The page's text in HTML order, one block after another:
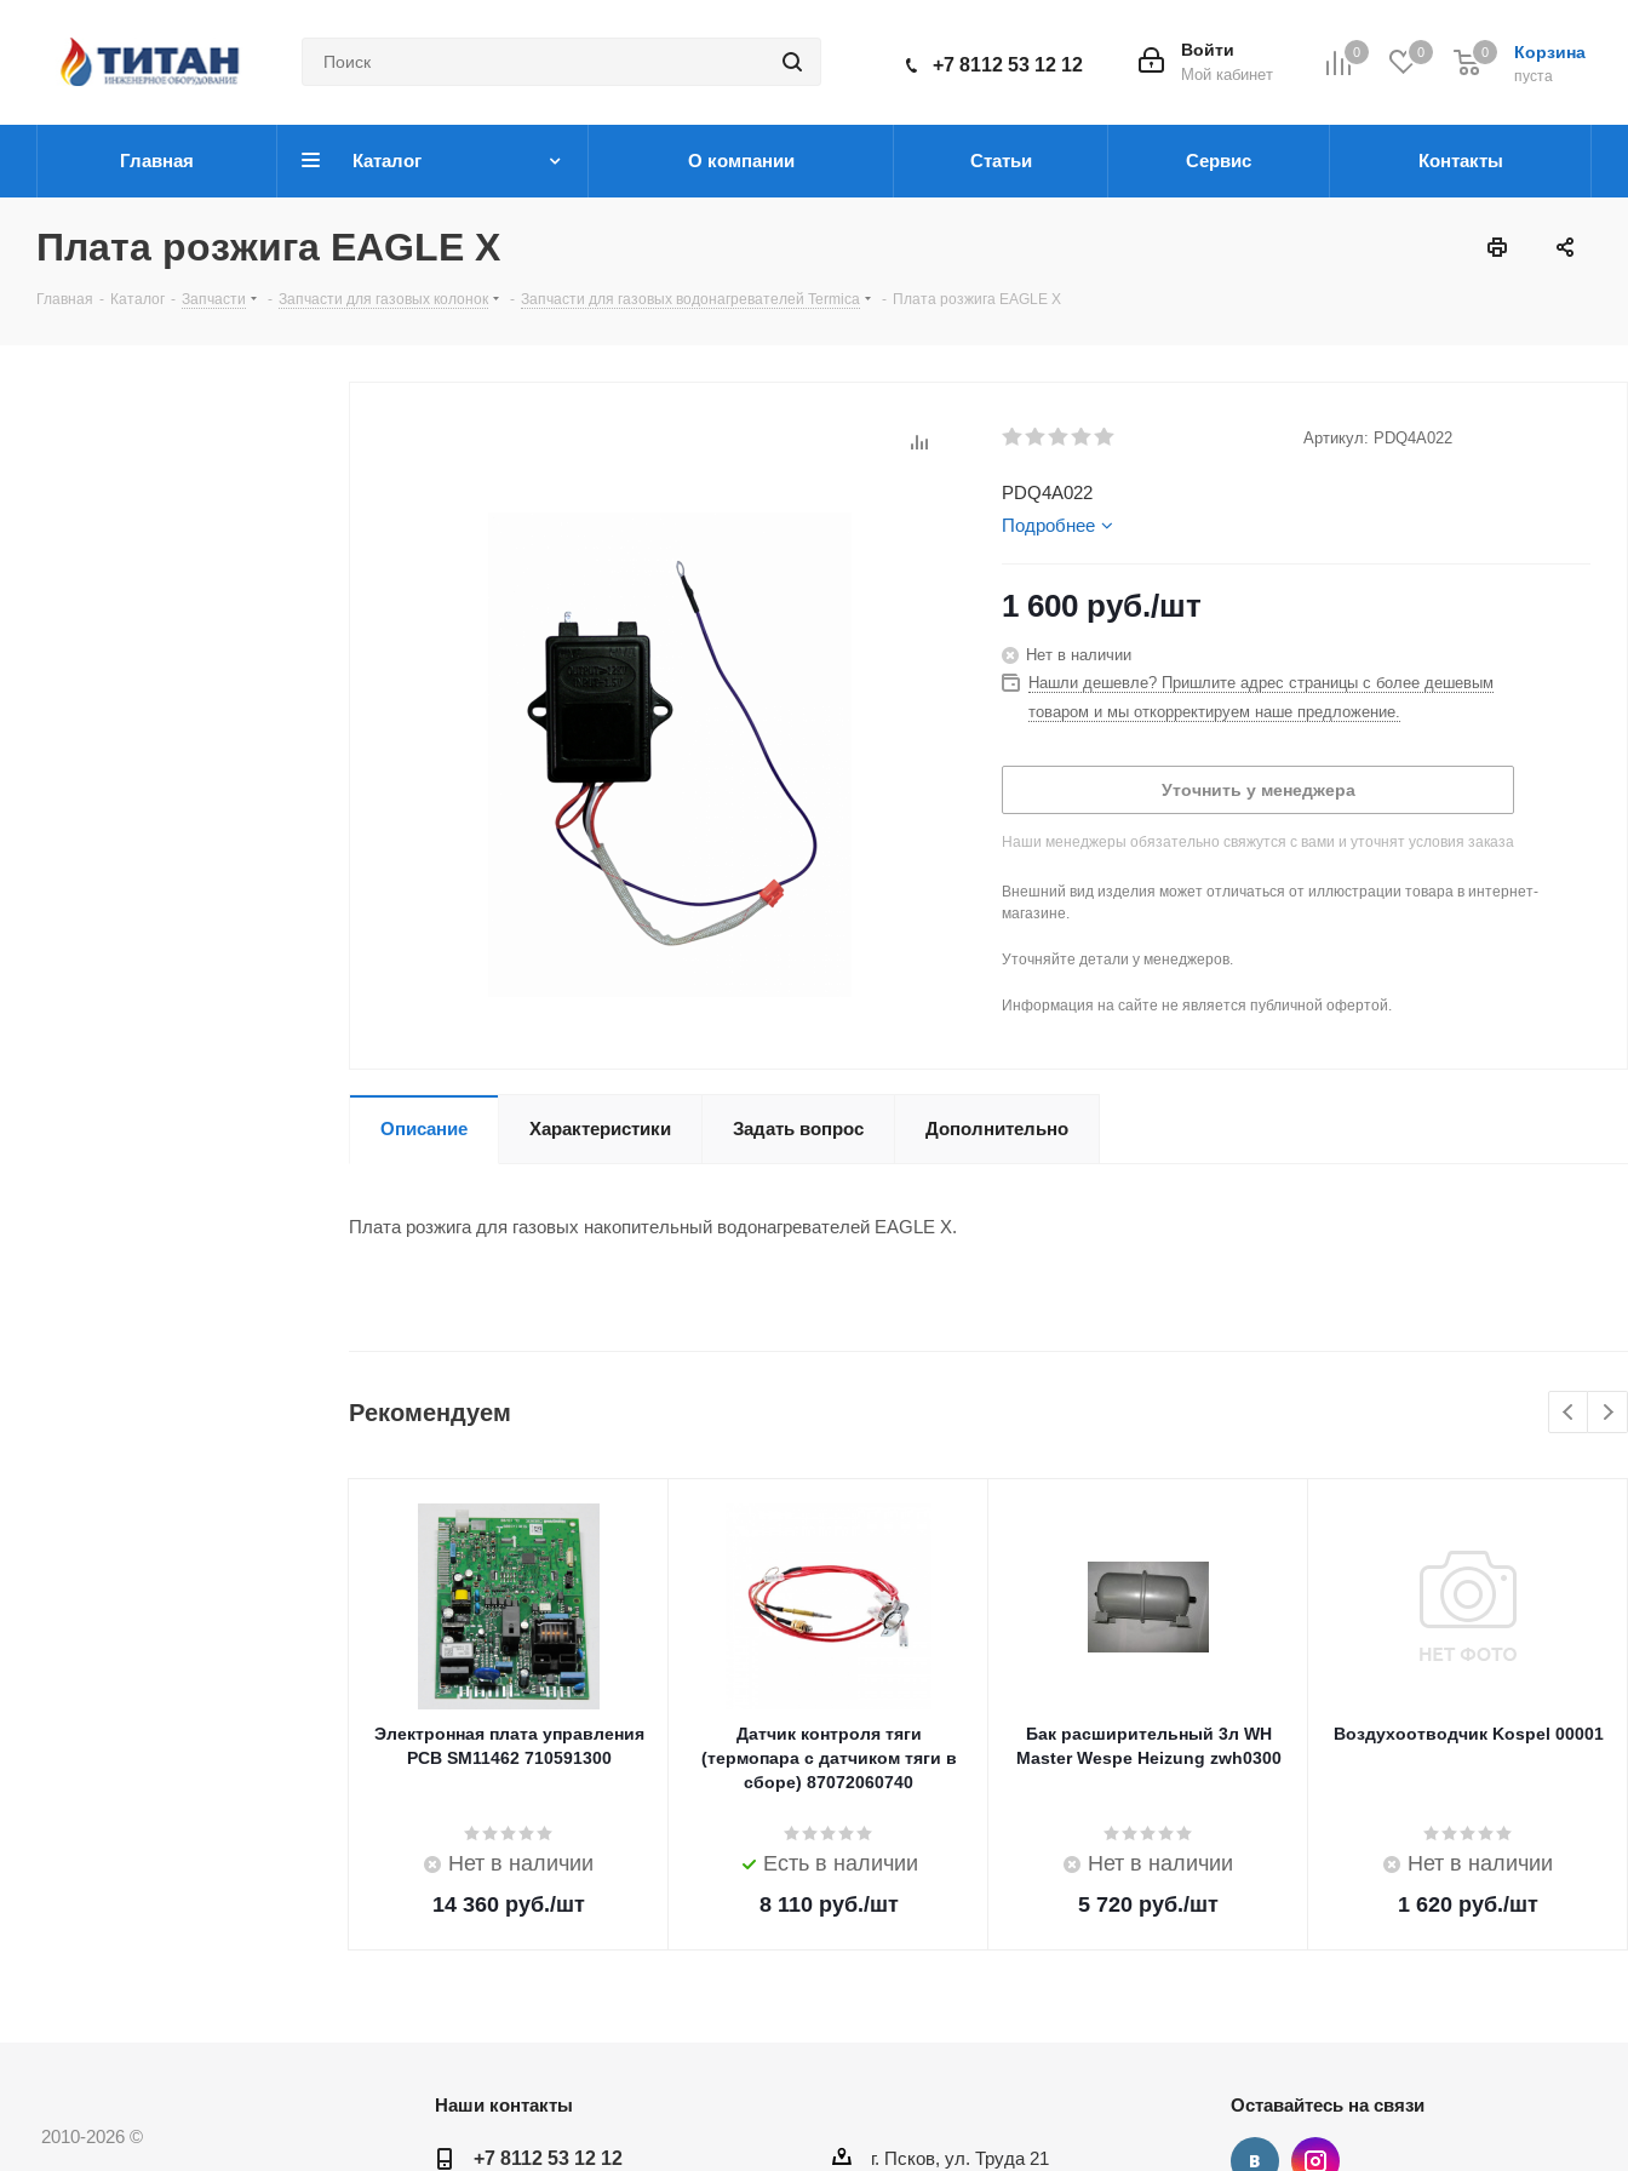
0 0 Корзина
пуста
0
Войти
Мой кабинет
+7 8112 53 12 12
Главная Каталог О компании Статьи Сервис Контакты
Плата розжига EAGLE X
Главная - Каталог - Запчасти - Запчасти для газовых колонок - Запчасти для газовых водонагревателей Termica - Плата розжига EAGLE X
Артикул: PDQ4A022
PDQ4A022
Подробнее
1 600 руб./шт
Нет в наличии
Нашли дешевле? Пришлите адрес страницы с более дешевым
товаром и мы откорректируем наше предложение.
Уточнить у менеджера
Наши менеджеры обязательно свяжутся с вами и уточнят условия заказа
Внешний вид изделия может отличаться от иллюстрации товара в интернет-
магазине.
Уточняйте детали у менеджеров.
Информация на сайте не является публичной офертой.
Описание Характеристики Задать вопрос Дополнительно
Плата розжига для газовых накопительный водонагревателей EAGLE X.
Рекомендуем
Электронная плата управления
PCB SM11462 710591300
Нет в наличии
14 360 руб./шт
Датчик контроля тяги
(термопара с датчиком тяги в
сборе) 87072060740
Есть в наличии
8 110руб./шт
Бак расширительный 3л WH
Master Wespe Heizung zwh0300
Нет в наличии
5 720 руб./шт
Воздухоотводчик Kospel 00001
Нет в наличии
1 620 руб./шт
2010-2026 ©
Наши контакты
+7 8112 53 12 12 г. Псков, ул. Труда 21
Оставайтесь на связи